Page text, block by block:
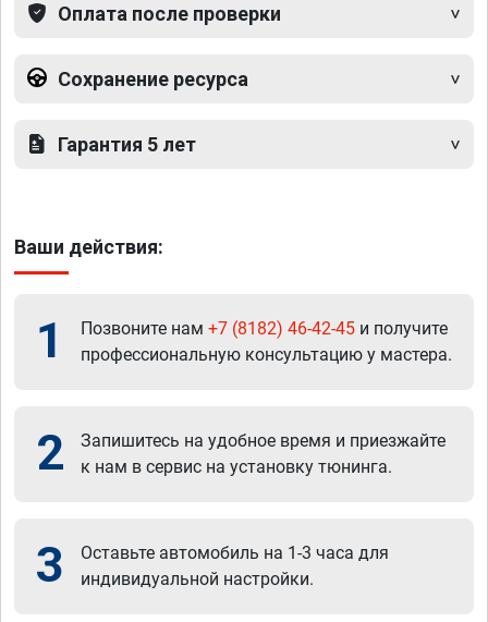
Оплата после проверки
Сохранение ресурса
Гарантия 5 лет
Ваши действия:
1 Позвоните нам +7 (8182) 46-42-45 и получите
профессиональную консультацию у мастера.
2
Запишитесь на удобное время и приезжайте
к нам в сервис на установку тюнинга.
3
Оставьте автомобиль на 1-3 часа для
индивидуальной настройки.